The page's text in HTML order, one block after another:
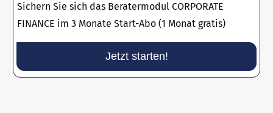
Sichern Sie sich das Beratermodul CORPORATE
FINANCE im 3 Monate Start-Abo (1 Monat gratis)
Jetzt starten!